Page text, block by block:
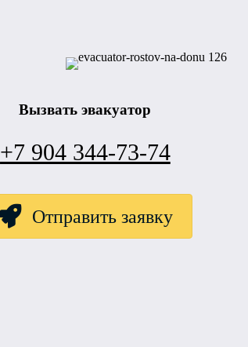
Вызвать эвакуатор
+7 904 344-73-74
Отправить заявку